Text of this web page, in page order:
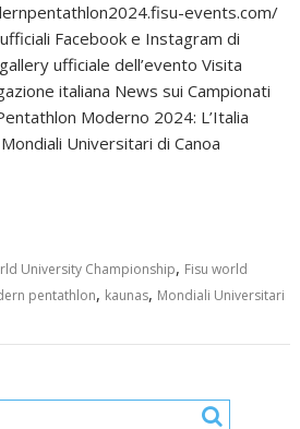
events.com/
Facebook e Instagram di
ufficiale dell’evento Visita
italiana News sui Campionati
Moderno 2024: L’Italia
Universitari di Canoa
University Championship, Fisu world
pentathlon, kaunas, Mondiali Universitari